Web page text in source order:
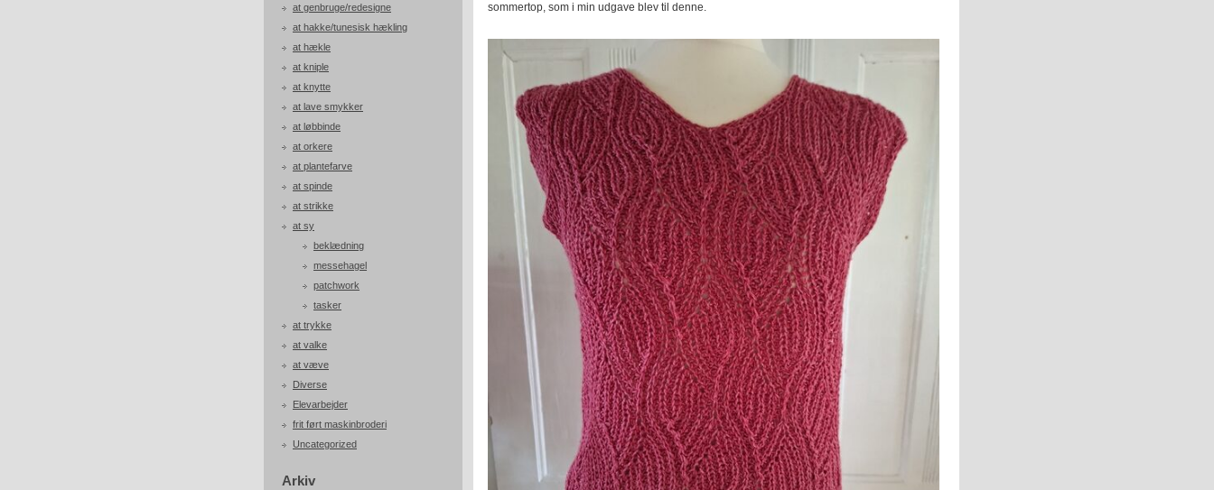
at genbruge/redesigne
at hakke/tunesisk hækling
at hækle
at kniple
at knytte
at lave smykker
at løbbinde
at orkere
at plantefarve
at spinde
at strikke
at sy
beklædning
messehagel
patchwork
tasker
at trykke
at valke
at væve
Diverse
Elevarbejder
frit ført maskinbroderi
Uncategorized
Arkiv
halvpatent
sommertop, som i min udgave blev til denne.